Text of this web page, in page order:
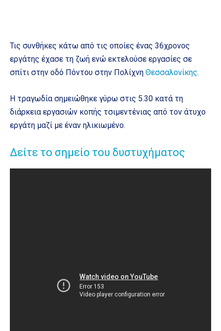
Τις συνθήκες κάτω από τις οποίες ένας 36χρονος
εργάτης έχασε τη ζωή ενώ εκτελούσε εργασίες σε
σπίτι στην οδό Πόντου στην Πολίχνη Θεσσαλονίκης.
Η τραγωδία σημειώθηκε γύρω στις 5.30 κατά τη
διάρκεια εργασιών κοπής τσιμεντένιας από τον άτυχο
εργάτη μαζί με έναν ηλικιωμένο.
Δείτε το σημείο του δυστυχήματος